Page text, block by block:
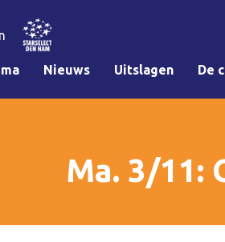
Nieuws Uitslagen De
Ma. 3/11: